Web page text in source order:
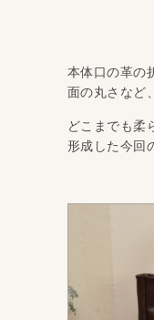
本体口の革の
面の丸さなど、
どこまでも柔
形成した今回